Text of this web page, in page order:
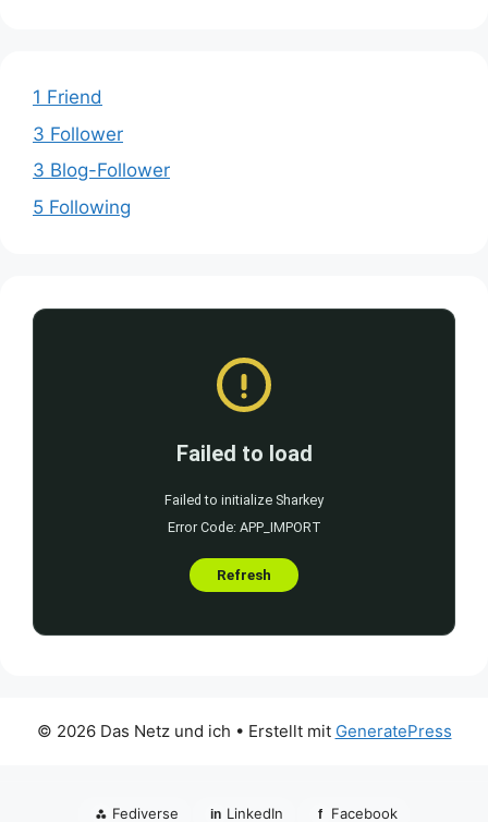
1 Friend
3 Follower
3 Blog-Follower
5 Following
© 2026 Das Netz und ich • Erstellt mit GeneratePress
⁂ Fediverse in LinkedIn f Facebook